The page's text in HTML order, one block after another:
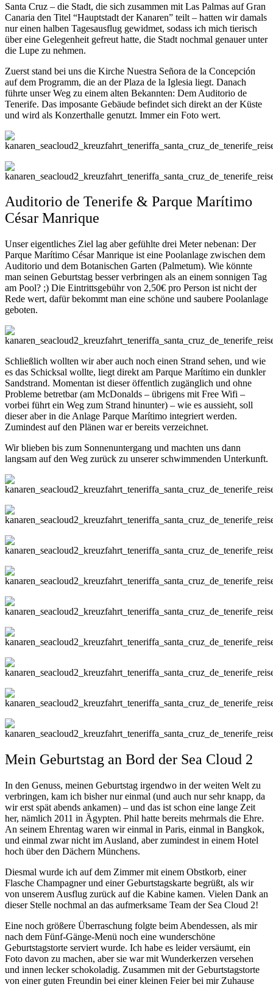
Santa Cruz – die Stadt, die sich zusammen mit Las Palmas auf Gran
Canaria den Titel “Hauptstadt der Kanaren” teilt – hatten wir damals
nur einen halben Tagesausflug gewidmet, sodass ich mich tierisch
über eine Gelegenheit gefreut hatte, die Stadt nochmal genauer unter
die Lupe zu nehmen.
Zuerst stand bei uns die Kirche Nuestra Señora de la Concepción
auf dem Programm, die an der Plaza de la Iglesia liegt. Danach
führte unser Weg zu einem alten Bekannten: Dem Auditorio de
Tenerife. Das imposante Gebäude befindet sich direkt an der Küste
und wird als Konzerthalle genutzt. Immer ein Foto wert.
Auditorio de Tenerife & Parque Marítimo
César Manrique
Unser eigentliches Ziel lag aber gefühlte drei Meter nebenan: Der
Parque Marítimo César Manrique ist eine Poolanlage zwischen dem
Auditorio und dem Botanischen Garten (Palmetum). Wie könnte
man seinen Geburtstag besser verbringen als an einem sonnigen Tag
am Pool? ;) Die Eintrittsgebühr von 2,50€ pro Person ist nicht der
Rede wert, dafür bekommt man eine schöne und saubere Poolanlage
geboten.
Schließlich wollten wir aber auch noch einen Strand sehen, und wie
es das Schicksal wollte, liegt direkt am Parque Marítimo ein dunkler
Sandstrand. Momentan ist dieser öffentlich zugänglich und ohne
Probleme betretbar (am McDonalds – übrigens mit Free Wifi –
vorbei führt ein Weg zum Strand hinunter) – wie es aussieht, soll
dieser aber in die Anlage Parque Marítimo integriert werden.
Zumindest auf den Plänen war er bereits verzeichnet.
Wir blieben bis zum Sonnenuntergang und machten uns dann
langsam auf den Weg zurück zu unserer schwimmenden Unterkunft.
Mein Geburtstag an Bord der Sea Cloud 2
In den Genuss, meinen Geburtstag irgendwo in der weiten Welt zu
verbringen, kam ich bisher nur einmal (und auch nur sehr knapp, da
wir erst spät abends ankamen) – und das ist schon eine lange Zeit
her, nämlich 2011 in Ägypten. Phil hatte bereits mehrmals die Ehre.
An seinem Ehrentag waren wir einmal in Paris, einmal in Bangkok,
und einmal zwar nicht im Ausland, aber zumindest in einem Hotel
hoch über den Dächern Münchens.
Diesmal wurde ich auf dem Zimmer mit einem Obstkorb, einer
Flasche Champagner und einer Geburtstagskarte begrüßt, als wir
von unserem Ausflug zurück auf die Kabine kamen. Vielen Dank an
dieser Stelle nochmal an das aufmerksame Team der Sea Cloud 2!
Eine noch größere Überraschung folgte beim Abendessen, als mir
nach dem Fünf-Gänge-Menü noch eine wunderschöne
Geburtstagstorte serviert wurde. Ich habe es leider versäumt, ein
Foto davon zu machen, aber sie war mit Wunderkerzen versehen
und innen lecker schokoladig. Zusammen mit der Geburtstagstorte
von einer guten Freundin bei einer kleinen Feier bei mir Zuhause